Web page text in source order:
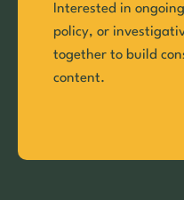
Interested in
policy, or
together to build
content.